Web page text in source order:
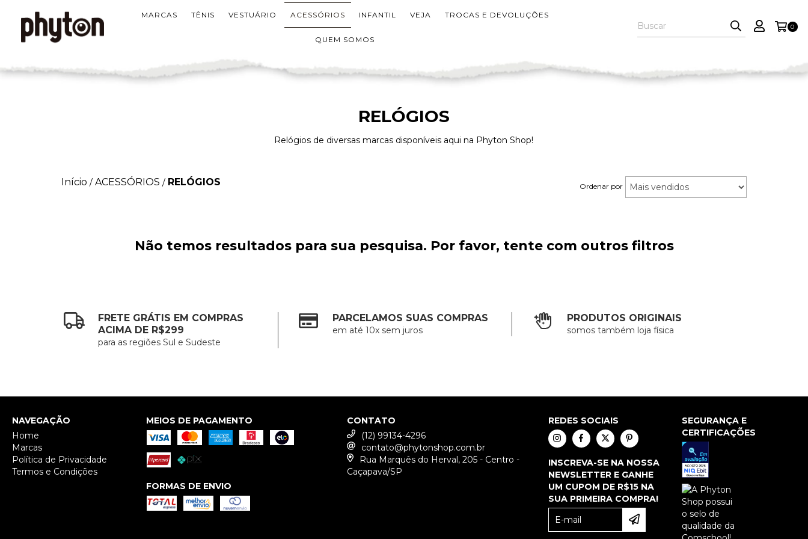
MARCAS TÊNIS VESTUÁRIO ACESSÓRIOS INFANTIL VEJA TROCAS E DEVOLUÇÕES
QUEM SOMOS
0
RELÓGIOS
Relógios de diversas marcas disponíveis aqui na Phyton Shop!
Início / ACESSÓRIOS / RELÓGIOS Ordenar por
Não temos resultados para sua pesquisa. Por favor, tente com outros filtros
FRETE GRÁTIS EM COMPRAS
ACIMA DE R$299
para as regiões Sul e Sudeste
PARCELAMOS SUAS COMPRAS
em até 10x sem juros
PRODUTOS ORIGINAIS
somos também loja física
NAVEGAÇÃO
Home
Marcas
Política de Privacidade
Termos e Condições
MEIOS DE PAGAMENTO
FORMAS DE ENVIO
CONTATO
(12) 99134-4296
contato@phytonshop.com.br
Rua Marquês do Herval, 205 - Centro -
Caçapava/SP
REDES SOCIAIS
INSCREVA-SE NA NOSSA
NEWSLETTER E GANHE
UM CUPOM DE R$15 NA
SUA PRIMEIRA COMPRA!
SEGURANÇA E
CERTIFICAÇÕES